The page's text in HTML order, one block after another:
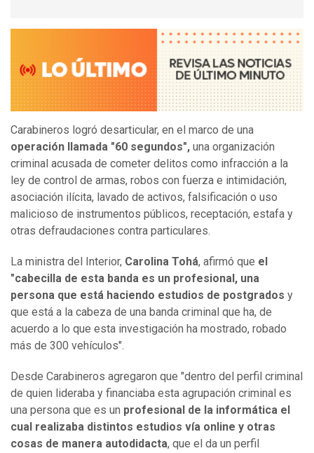
Carabineros logró desarticular, en el marco de una
operación llamada "60 segundos", una organización
criminal acusada de cometer delitos como infracción a la
ley de control de armas, robos con fuerza e intimidación,
asociación ilícita, lavado de activos, falsificación o uso
malicioso de instrumentos públicos, receptación, estafa y
otras defraudaciones contra particulares.
La ministra del Interior, Carolina Tohá, afirmó que el
"cabecilla de esta banda es un profesional, una
persona que está haciendo estudios de postgrados y
que está a la cabeza de una banda criminal que ha, de
acuerdo a lo que esta investigación ha mostrado, robado
más de 300 vehículos".
Desde Carabineros agregaron que "dentro del perfil criminal
de quien lideraba y financiaba esta agrupación criminal es
una persona que es un profesional de la informática el
cual realizaba distintos estudios vía online y otras
cosas de manera autodidacta, que el da un perfil